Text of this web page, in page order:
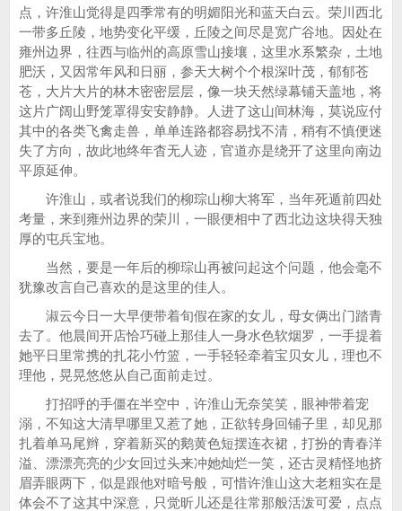
点，许淮山觉得是四季常有的明媚阳光和蓝天白云。荣川西北
一带多丘陵，地势变化平缓，丘陵之间尽是宽广谷地。因处在
雍州边界，往西与临州的高原雪山接壤，这里水系繁杂，土地
肥沃，又因常年风和日丽，参天大树个个根深叶茂，郁郁苍
苍，大片大片的林木密密层层，像一块天然绿幕铺天盖地，将
这片广阔山野笼罩得安安静静。人进了这山间林海，莫说应付
其中的各类飞禽走兽，单单连路都容易找不清，稍有不慎便迷
失了方向，故此地终年杳无人迹，官道亦是绕开了这里向南边
平原延伸。
许淮山，或者说我们的柳琮山柳大将军，当年死遁前四处
考量，来到雍州边界的荣川，一眼便相中了西北边这块得天独
厚的屯兵宝地。
当然，要是一年后的柳琮山再被问起这个问题，他会毫不
犹豫改言自己喜欢的是这里的佳人。
淑云今日一大早便带着旬假在家的女儿，母女俩出门踏青
去了。他晨间开店恰巧碰上那佳人一身水色软烟罗，一手提着
她平日里常携的扎花小竹篮，一手轻轻牵着宝贝女儿，理也不
理他，晃晃悠悠从自己面前走过。
打招呼的手僵在半空中，许淮山无奈笑笑，眼神带着宠
溺，不知这大清早哪里又惹了她，正欲转身回铺子里，却见那
扎着单马尾辫，穿着新买的鹅黄色短摆连衣裙，打扮的青春洋
溢、漂漂亮亮的少女回过头来冲她灿烂一笑，还古灵精怪地挤
眉弄眼两下，似是跟他对暗号般，可惜许淮山这大老粗实在是
体会不了这其中深意，只觉昕儿还是往常那般活泼可爱，点点